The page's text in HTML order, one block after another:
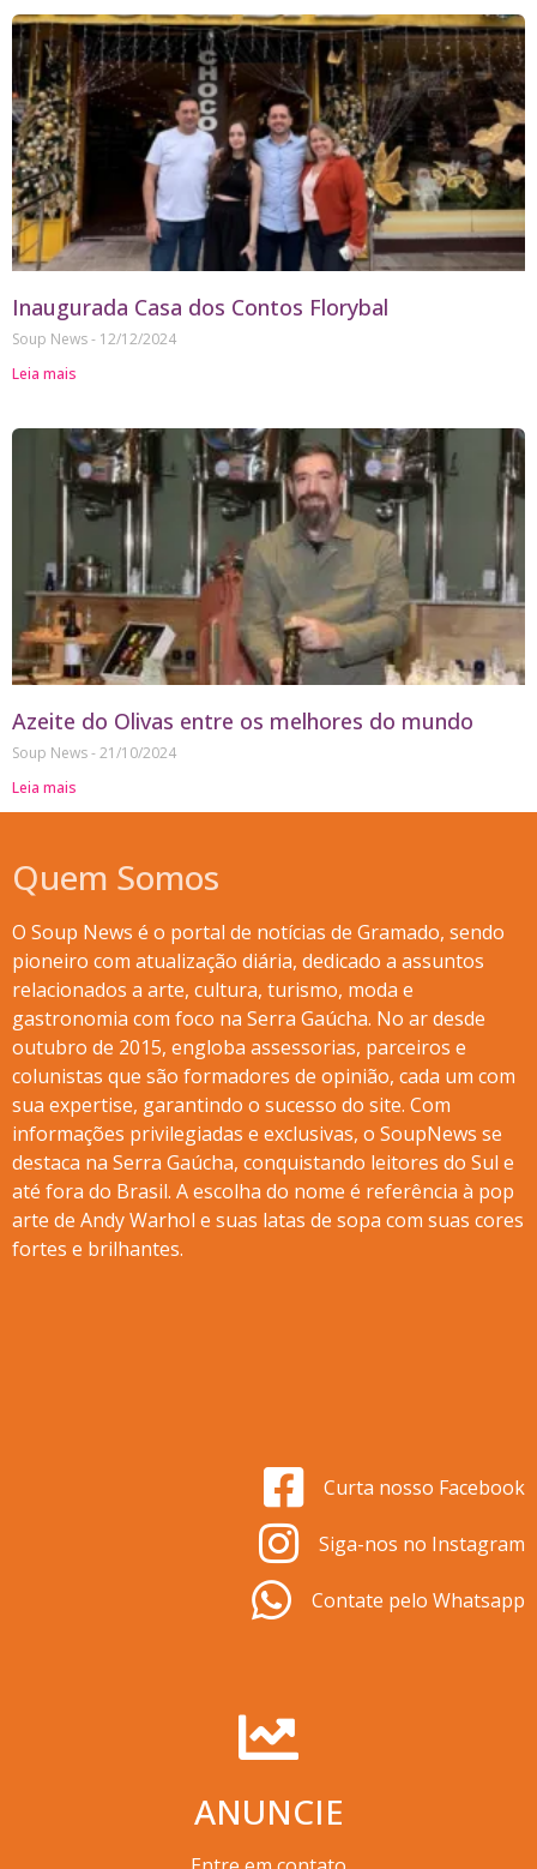
Inaugurada Casa dos Contos Florybal
Soup News
12/12/2024
Leia mais
Azeite do Olivas entre os melhores do mundo
Soup News 21/10/2024
Leia mais
Quem Somos
O Soup News é o portal de notícias de Gramado, sendo
pioneiro com atualização diária, dedicado a assuntos
relacionados a arte, cultura, turismo, moda e
gastronomia com foco na Serra Gaúcha. No ar desde
outubro de 2015, engloba assessorias, parceiros e
colunistas que são formadores de opinião, cada um com
sua expertise, garantindo o sucesso do site. Com
informações privilegiadas e exclusivas, o SoupNews se
destaca na Serra Gaúcha, conquistando leitores do Sul e
até fora do Brasil. A escolha do nome é referência à pop
arte de Andy Warhol e suas latas de sopa com suas cores
fortes e brilhantes.
Curta nosso Facebook
Siga-nos no Instagram
Contate pelo Whatsapp
ANUNCIE